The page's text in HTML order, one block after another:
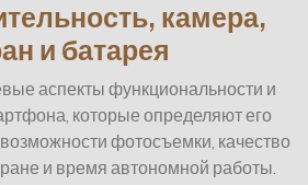
камера,
и батарея
аспекты функциональности и
которые определяют его
фотосъемки, качество
и время автономной работы.